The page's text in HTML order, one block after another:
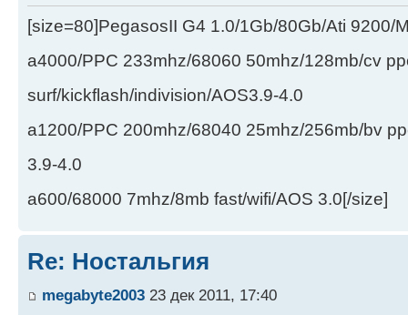
[size=80]PegasosII G4 1.0/1Gb/80Gb/Ati 9200/
a4000/PPC 233mhz/68060 50mhz/128mb/cv
surf/kickflash/indivision/AOS3.9-4.0
a1200/PPC 200mhz/68040 25mhz/256mb/bv
3.9-4.0
a600/68000 7mhz/8mb fast/wifi/AOS 3.0[/size]
Re: Ностальгия
megabyte2003 23 дек 2011, 17:40